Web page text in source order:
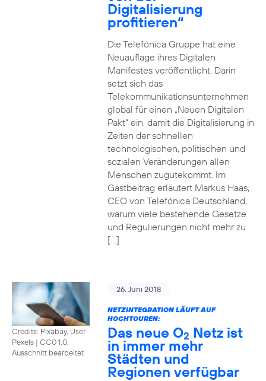
Digitalisierung
profitieren“
Die Telefónica Gruppe hat eine
Neuauflage ihres Digitalen
Manifestes veröffentlicht. Darin
setzt sich das
Telekommunikationsunternehmen
global für einen „Neuen Digitalen
Pakt“ ein, damit die Digitalisierung in
Zeiten der schnellen
technologischen, politischen und
sozialen Veränderungen allen
Menschen zugutekommt. Im
Gastbeitrag erläutert Markus Haas,
CEO von Telefónica Deutschland,
warum viele bestehende Gesetze
und Regulierungen nicht mehr zu
[…]
Credits: Pixabay, User
Pexels | CC0 1.0,
Ausschnitt bearbeitet
26. Juni 2018
NETZINTEGRATION LÄUFT AUF
HOCHTOUREN:
Das neue O2 Netz ist
in immer mehr
Städten und
Regionen verfügbar